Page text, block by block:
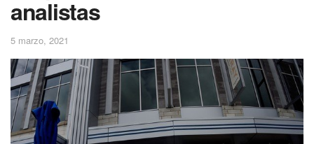
analistas
5 marzo, 2021